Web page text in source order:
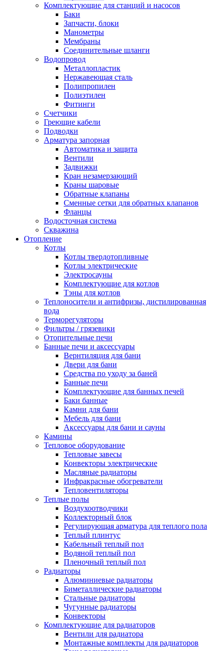
ВакансииКомплектующие для станций и насосов
Баки
Запчасти, блоки
Манометры
Мембраны
Соединительные шланги
Водопровод
Металлопластик
Нержавеющая сталь
Полипропилен
Полиэтилен
Фитинги
Счетчики
Греющие кабели
Подводки
Арматура запорная
Автоматика и защита
Вентили
Задвижки
Кран незамерзающий
Краны шаровые
Обратные клапаны
Сменные сетки для обратных клапанов
Фланцы
Водосточная система
Скважина
Отопление
Котлы
Котлы твердотопливные
Котлы электрические
Электросауны
Комплектующие для котлов
Тэны для котлов
Теплоносители и антифризы, дистилированная
вода
Терморегуляторы
Фильтры / грязевики
Отопительные печи
Банные печи и аксессуары
Вернтиляция для бани
Двери для бани
Средства по уходу за баней
Банные печи
Комплектующие для банных печей
Баки банные
Камни для бани
Мебель для бани
Аксессуары для бани и сауны
Камины
Тепловое оборудование
Тепловые завесы
Конвекторы электрические
Масляные радиаторы
Инфракрасные обогреватели
Тепловентиляторы
Теплые полы
Воздухоотводчики
Коллекторный блок
Регулирующая арматура для теплого пола
Теплый плинтус
Кабельный теплый пол
Водяной теплый пол
Пленочный теплый пол
Радиаторы
Алюминиевые радиаторы
Биметаллические радиаторы
Стальные радиаторы
Чугунные радиаторы
Конвекторы
Комплектующие для радиаторов
Вентили для радиатора
Монтажные комплекты для радиаторов